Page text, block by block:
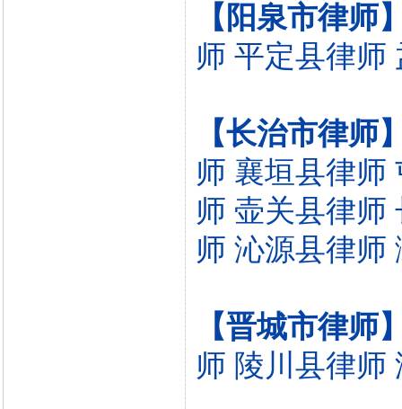
【阳泉市律师
师 平定县律师
【长治市律师
师 襄垣县律师
师 壶关县律师
师 沁源县律师
【晋城市律师
师 陵川县律师